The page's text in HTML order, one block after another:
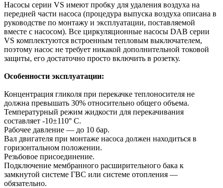
Насосы серии VS имеют пробку для удаления воздуха на
передней части насоса (процедура выпуска воздуха описана в
руководстве по монтажу и эксплуатации, поставляемой
вместе с насосом). Все циркуляционные насосы DAB серии
VS комплектуются встроенным тепловым выключателем,
поэтому насос не требует никакой дополнительной токовой
защиты, его достаточно просто включить в розетку.
Особенности эксплуатации:
Концентрация гликоля при перекачке теплоносителя не
должна превышать 30% относительно общего объема.
Температурный режим жидкости для перекачивания
составляет -10±110° С.
Рабочее давление — до 10 бар.
Вал двигателя при монтаже насоса должен находиться в
горизонтальном положении.
Резьбовое присоединение.
Подключение мембранного расширительного бака к
замкнутой системе ГВС или системе отопления —
обязательно.